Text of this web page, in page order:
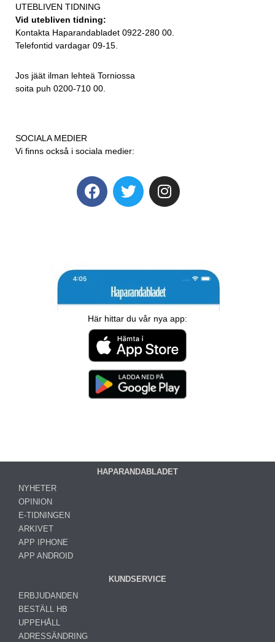
UTEBLIVEN TIDNING
Vid utebliven tidning:
Kontakta Haparandabladet 0922-280 00.
Telefontid vardagar 09-15.
Jos jäät ilman lehteä Torniossa
soita puh 0200-710 00.
SOCIALA MEDIER
Vi finns också i sociala medier:
Här hittar du vår nya app:
HAPARANDABLADET
NYHETER
OPINION
E-TIDNINGEN
ARKIVET
APP IPHONE
APP ANDROID
KUNDSERVICE
ERBJUDANDEN
BESTÄLL HB
UPPEHÅLL
ADRESSÄNDRING